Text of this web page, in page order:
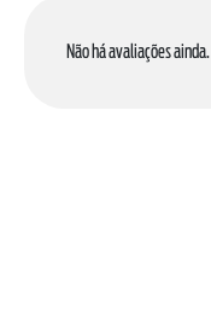
Não há avaliações ainda.